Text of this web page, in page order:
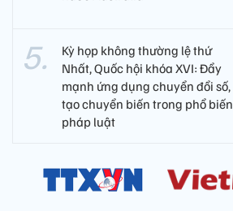
Kỳ họp không thường lệ thứ
Nhất, Quốc hội khóa XVI: Đẩy
mạnh ứng dụng chuyển đổi số,
tạo chuyển biến trong phổ biến
pháp luật